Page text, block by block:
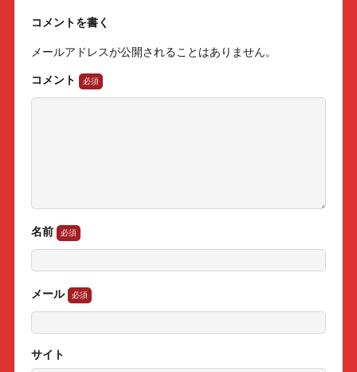
コメントを書く
メールアドレスが公開されることはありません。
コメント
名前
メール
サイト